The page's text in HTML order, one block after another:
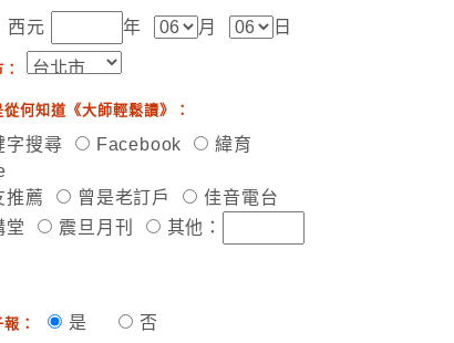
西元 年 月 日
何知道《大師輕鬆讀》：
字搜尋 Facebook
緯育
推薦
曾是老訂戶
佳音電台
堂
震旦月刊 其他：
： 是 否